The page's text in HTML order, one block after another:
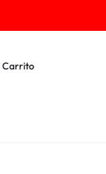
Carrito